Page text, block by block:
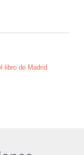
libro de Madrid